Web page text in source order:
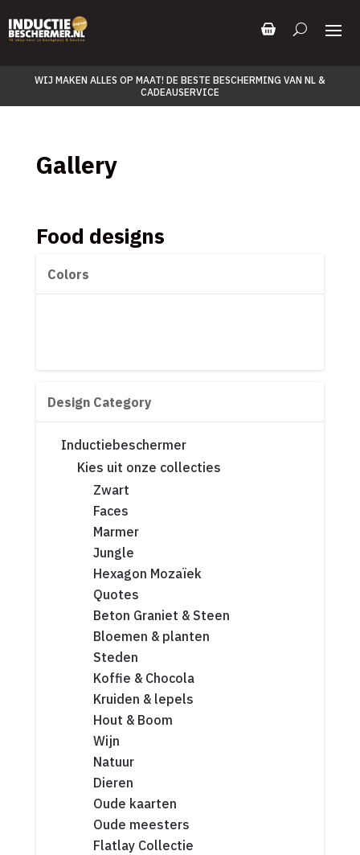
WIJ MAKEN ALLES OP MAAT! DE BESTE BESCHERMING VAN NL &
CADEAUSERVICE
Gallery
Food designs
Colors
Design Category
Inductiebeschermer
Kies uit onze collecties
Zwart
Faces
Marmer
Jungle
Hexagon Mozaïek
Quotes
Beton Graniet & Steen
Bloemen & planten
Steden
Koffie & Chocola
Kruiden & lepels
Hout & Boom
Wijn
Natuur
Dieren
Oude kaarten
Oude meesters
Flatlay Collectie